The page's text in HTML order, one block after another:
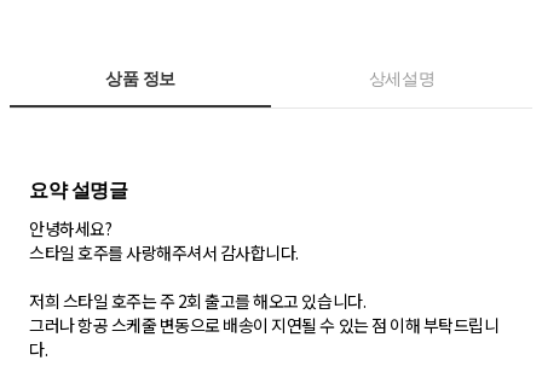
상품 정보 상세설명
요약 설명글
안녕하세요?
스타일 호주를 사랑해주셔서 감사합니다.
저희 스타일 호주는 주 2회 출고를 해오고 있습니다.
그러나 항공 스케줄 변동으로 배송이 지연될 수 있는 점 이해 부탁드립니
다.